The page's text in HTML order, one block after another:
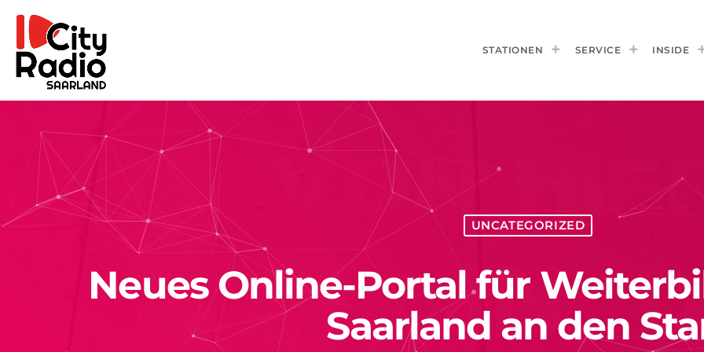
STATIONEN SERVICE INSIDE
UNCATEGORIZED
Neues Online-Portal für
Saarland an den